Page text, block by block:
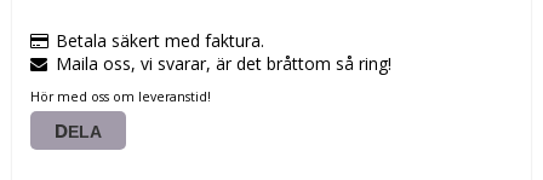
Betala säkert med faktura.
Maila oss, vi svarar, är det bråttom så ring!
Hör med oss om leveranstid!
DELA